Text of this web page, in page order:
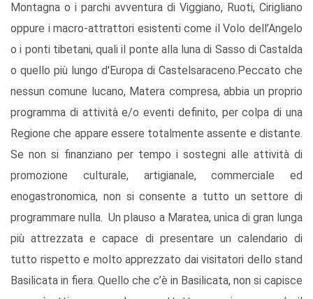
Montagna o i parchi avventura di Viggiano, Ruoti, Cirigliano
oppure i macro-attrattori esistenti come il Volo dell’Angelo
o i ponti tibetani, quali il ponte alla luna di Sasso di Castalda
o quello più lungo d'Europa di Castelsaraceno.Peccato che
nessun comune lucano, Matera compresa, abbia un proprio
programma di attività e/o eventi definito, per colpa di una
Regione che appare essere totalmente assente e distante.
Se non si finanziano per tempo i sostegni alle attività di
promozione culturale, artigianale, commerciale ed
enogastronomica, non si consente a tutto un settore di
programmare nulla. Un plauso a Maratea, unica di gran lunga
più attrezzata e capace di presentare un calendario di
tutto rispetto e molto apprezzato dai visitatori dello stand
Basilicata in fiera. Quello che c’è in Basilicata, non si capisce